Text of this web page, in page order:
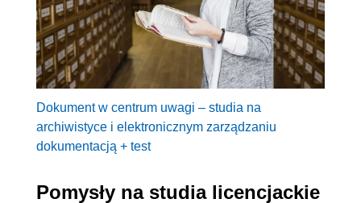
Dokument w centrum uwagi – studia na
archiwistyce i elektronicznym zarządzaniu
dokumentacją + test
Pomysły na studia licencjackie